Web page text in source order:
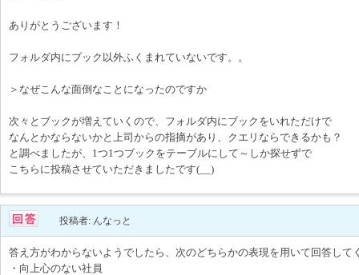
ありがとうございます！
フォルダ内にブック以外ふくまれていないです。。
＞なぜこんな面倒なことになったのですか
次々とブックが増えていくので、フォルダ内にブックをいれただけで
なんとかならないかと上司からの指摘があり、クエリならできるかも？
と調べましたが、1つ1つブックをテーブルにして～しか探せずで
こちらに投稿させていただきましたです(__)
投稿者: んなっと
答え方がわからないようでしたら、次のどちらかの表現を用いて回答して
・向上心のない社員